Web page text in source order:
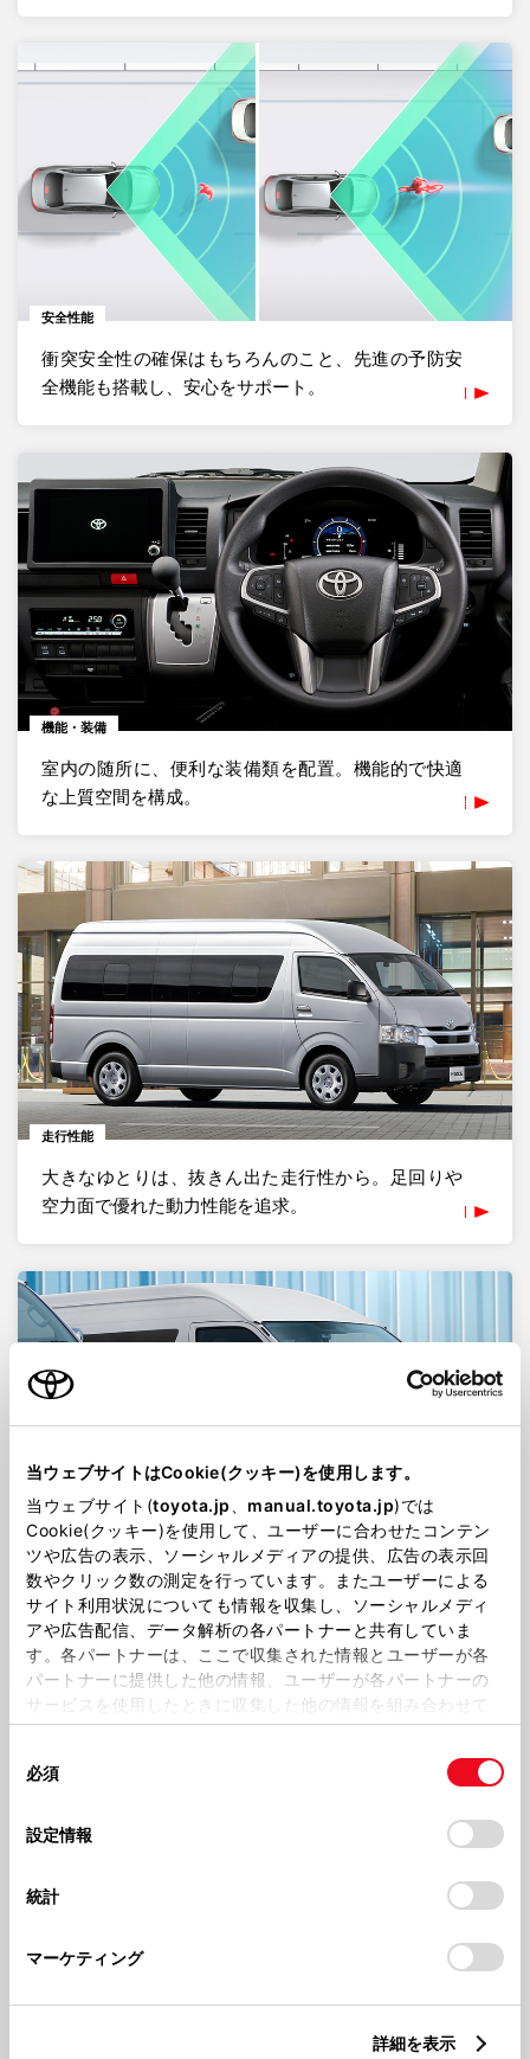
当ウェブサイトはCookie(クッキー)を使用します。
当ウェブサイト(toyota.jp manual.toyota.jp)では
Cookie(クッキー)を使用して、ユーザーに合わせたコンテン
ツや広告の表示、ソーシャルメディアの提供、広告の表示回
数やクリック数の測定を行っています。またユーザーによる
サイト利用状況についても情報を収集し、ソーシャルメディ
アや広告配信、データ解析の各パートナーと共有していま
す。各パートナーは、ここで収集された情報とユーザーが各
パートナーに提供した他の情報、ユーザーが各パートナーの
サービスを使用したときに収集した他の情報を組み合わせて
使用することがあります。当ウェブサイトの使用を続行する
デバイスにすべてのCookie(クッキー)が保存されることに同
意したことになります。Cookie(クッキー)のオプトアウト、
設定の変更、同意を撤回したりするにあたっては、当社の
「Cookie（クッキー）情報の取り扱いについて
」をご覧くだ
必須
設定情報
統計
マーケティング
詳細を表示
安全性能
衝突安全性の確保はもちろんのこと、先進の予防安
全機能も搭載し、安心をサポート。
機能・装備
室内の随所に、便利な装備類を配置。機能的で快適
な上質空間を構成。
走行性能
大きなゆとりは、抜きん出た走行性から。足回りや
空力面で優れた動力性能を追求。
外観・内装
機能美を感じさせる外観と、乗る人すべてに心地よ
い室内。
コネクティッド